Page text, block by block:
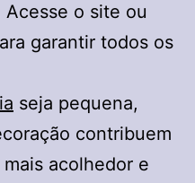
o site ou
garantir todos os
seja pequena,
contribuem
acolhedor e